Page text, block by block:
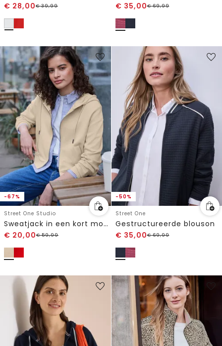
€ 28,00€39,99
€ 35,00€69,99
-67%
Street One Studio
Sweatjack in een kort model
€ 20,00€59,99
-50%
Street One
Gestructureerde blouson
€ 35,00€69,99